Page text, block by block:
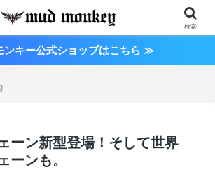
ンキー公式ショップはこちら ≫
ーン新型登場！そして世界
ーンも。
検索